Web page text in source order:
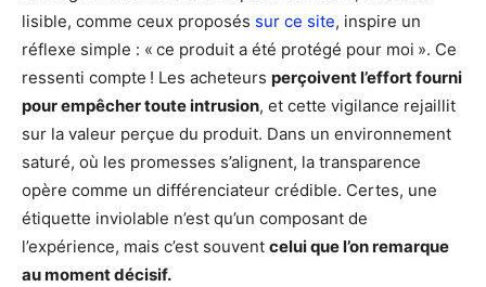
lisible, comme ceux proposés sur ce site, inspire un
réflexe simple : « ce produit a été protégé pour moi ». Ce
ressenti compte ! Les acheteurs perçoivent l’effort fourni
pour empêcher toute intrusion, et cette vigilance rejaillit
sur la valeur perçue du produit. Dans un environnement
saturé, où les promesses s’alignent, la transparence
opère comme un différenciateur crédible. Certes, une
étiquette inviolable n’est qu’un composant de
l’expérience, mais c’est souvent celui que l’on remarque
au moment décisif.